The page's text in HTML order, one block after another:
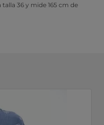
36 y mide 165 cm de